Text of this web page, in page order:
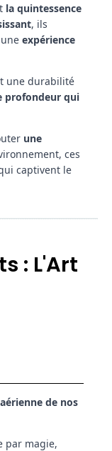
la quintessence
, ils
expérience
une durabilité
profondeur qui
une
ces
captivent le
: L'Art
aérienne de nos
par magie,